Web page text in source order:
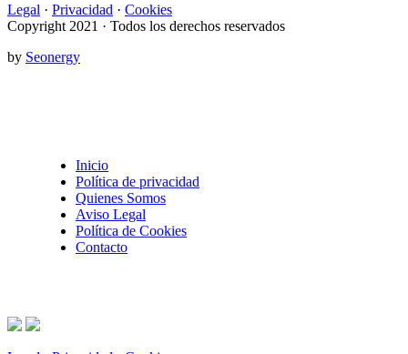
Legal · Privacidad · Cookies
Copyright 2021 · Todos los derechos reservados
by Seonergy
Inicio
Política de privacidad
Quienes Somos
Aviso Legal
Política de Cookies
Contacto